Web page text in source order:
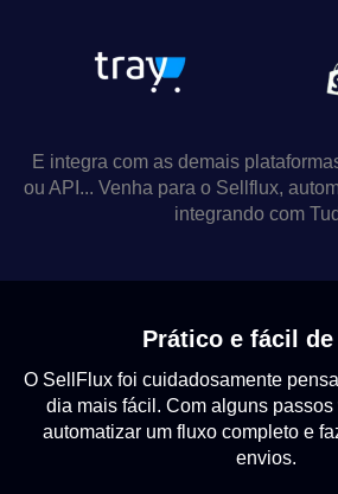
E integra com as demais
ou API... Venha para o Sellflux,
integrando com
Prático e fácil
O SellFlux foi cuidadosamente
dia mais fácil. Com alguns
automatizar um fluxo completo e
envios.